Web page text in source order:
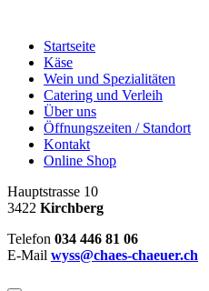
Startseite
Käse
Wein und Spezialitäten
Catering und Verleih
Über uns
Öffnungszeiten / Standort
Kontakt
Online Shop
Hauptstrasse 10
3422 Kirchberg
Telefon 034 446 81 06
E-Mail wyss@chaes-chaeuer.ch